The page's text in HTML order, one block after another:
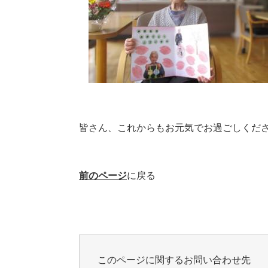
皆さん、これからもお元気でお過ごしくだ
前のページに戻る
このページに関するお問い合わせ先